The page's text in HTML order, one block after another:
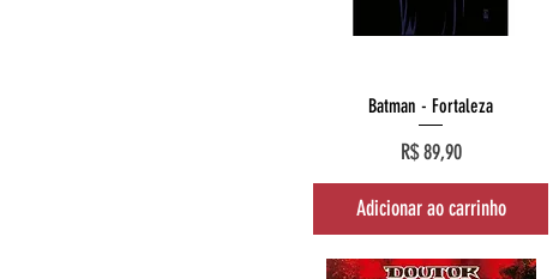
Visualização rápida
Batman - Fortaleza
Preço
R$ 89,90
Adicionar ao carrinho